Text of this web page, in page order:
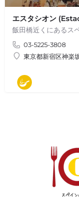
エスタシオン
飯田橋近くにあるス
03-5225-3808
東京都新宿区神楽